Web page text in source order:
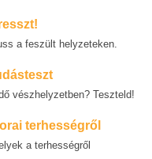
a feszült helyzeteken.
vészhelyzetben? Teszteld!
terhességről
a terhességről